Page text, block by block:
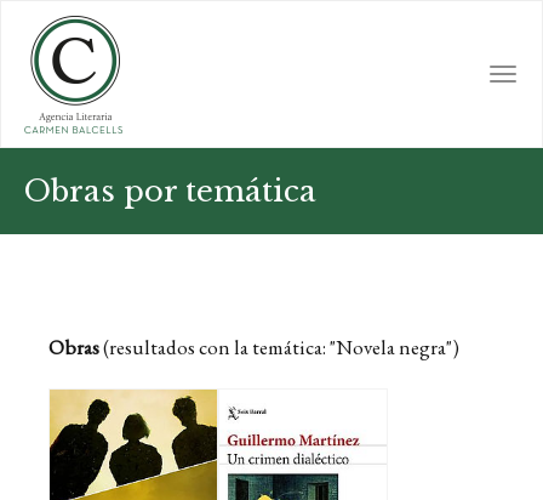
main
content
Obras por temática
Obras(resultados con la temática: "Novela negra")